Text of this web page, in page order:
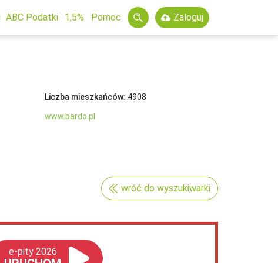
ABC Podatki 1,5% Pomoc Zaloguj
Liczba mieszkańców: 4908
www.bardo.pl
wróć do wyszukiwarki
e-pity 2026